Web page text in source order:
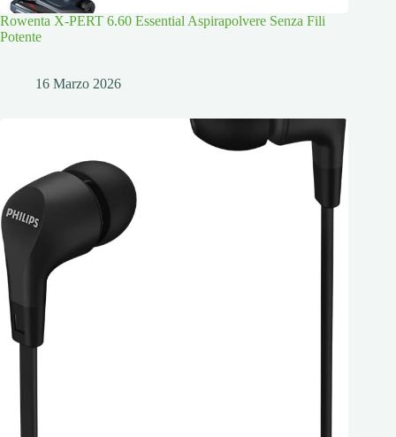
Rowenta X-PERT 6.60 Essential Aspirapolvere Senza Fili
Potente
16 Marzo 2026